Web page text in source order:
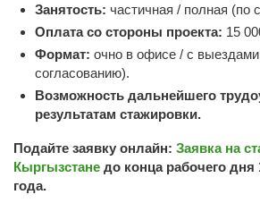
Занятость: частичная / полная (по
Оплата со стороны проекта: 15
Формат: очно в офисе / с
согласованию).
Возможность дальнейшего
результатам стажировки.
Подайте заявку онлайн: Заявка на
Кыргызстане до конца рабочего дня
года.